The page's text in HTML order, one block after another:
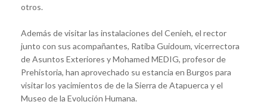
otros.
Además de visitar las instalaciones del Cenieh, el rector
junto con sus acompañantes, Ratiba Guidoum, vicerrectora
de Asuntos Exteriores y Mohamed MEDIG, profesor de
Prehistoria, han aprovechado su estancia en Burgos para
visitar los yacimientos de de la Sierra de Atapuerca y el
Museo de la Evolución Humana.